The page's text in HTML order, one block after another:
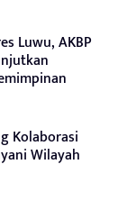
Luwu, AKBP
Kolaborasi
Wilayah